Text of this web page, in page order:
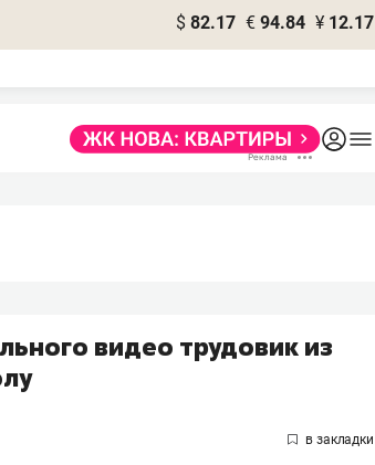
$ 82.17 € 94.84 ¥ 12.17
видео трудовик из